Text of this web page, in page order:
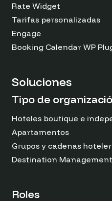
Rate Widget
Tarifas personalizadas
Engage
Booking Calendar WP
Soluciones
Tipo de
Hoteles boutique e
Apartamentos
Grupos y cadenas
Destination Management
Roles